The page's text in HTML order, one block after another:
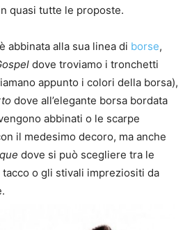
quasi tutte le proposte.
è abbinata alla sua linea di borse,
dove troviamo i tronchetti
appunto i colori della borsa),
dove all’elegante borsa bordata
abbinati o le scarpe
il medesimo decoro, ma anche
dove si può scegliere tra le
o gli stivali impreziositi da